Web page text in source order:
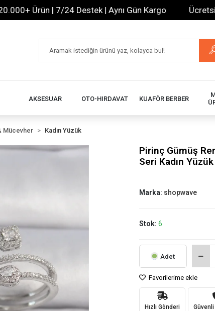
Ürün | 7/24 Destek | Aynı Gün Kargo Ücretsiz
AKSESUAR OTO-HIRDAVAT KUAFÖR BERBER
Mücevher Kadın Yüzük
Pirinç Gümüş
Seri Kadın Yüzük
Marka: shopwave
Stok: 6
Adet
Favorilerime ekle
Hızlı Gönderi Güvenli